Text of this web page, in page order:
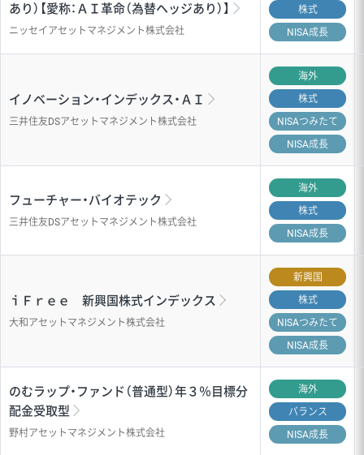
あり）【愛称：ＡＩ革命（為替ヘッジあり）】
ニッセイアセットマネジメント株式会社
株式
NISA成長
イノベーション・インデックス・ＡＩ
三井住友DSアセットマネジメント株式会社
海外
株式
NISAつみたて
NISA成長
フューチャー・バイオテック
三井住友DSアセットマネジメント株式会社
海外
株式
NISA成長
ｉＦｒｅｅ 新興国株式インデックス
大和アセットマネジメント株式会社
新興国
株式
NISAつみたて
NISA成長
のむラップ・ファンド（普通型）年３％目標分
配金受取型
野村アセットマネジメント株式会社
海外
バランス
NISA成長